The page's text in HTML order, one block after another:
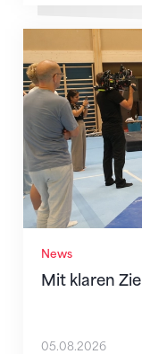
News
Mit klaren
Mit klaren
05.08.2026